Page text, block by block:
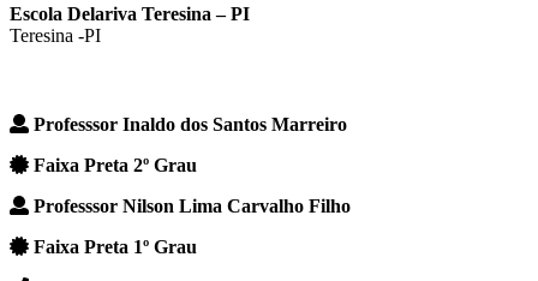
Escola Delariva Teresina – PI
Teresina -PI
Professsor Inaldo dos Santos Marreiro
Faixa Preta 2º Grau
Professsor Nilson Lima Carvalho Filho
Faixa Preta 1º Grau